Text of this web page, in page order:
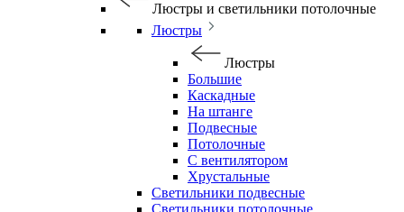
Люстры и светильники потолочные
Люстры
Люстры
Большие
Каскадные
На штанге
Подвесные
Потолочные
С вентилятором
Хрустальные
Светильники подвесные
Светильники потолочные